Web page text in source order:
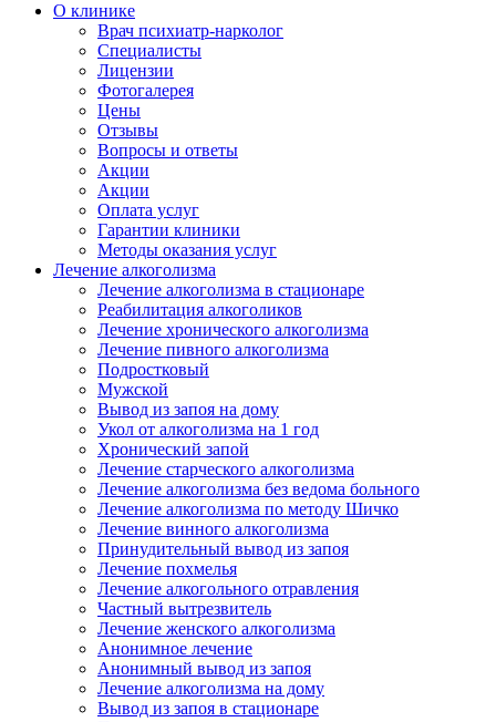
О клинике
Врач психиатр-нарколог
Специалисты
Лицензии
Фотогалерея
Цены
Отзывы
Вопросы и ответы
Акции
Акции
Оплата услуг
Гарантии клиники
Методы оказания услуг
Лечение алкоголизма
Лечение алкоголизма в стационаре
Реабилитация алкоголиков
Лечение хронического алкоголизма
Лечение пивного алкоголизма
Подростковый
Мужской
Вывод из запоя на дому
Укол от алкоголизма на 1 год
Хронический запой
Лечение старческого алкоголизма
Лечение алкоголизма без ведома больного
Лечение алкоголизма по методу Шичко
Лечение винного алкоголизма
Принудительный вывод из запоя
Лечение похмелья
Лечение алкогольного отравления
Частный вытрезвитель
Лечение женского алкоголизма
Анонимное лечение
Анонимный вывод из запоя
Лечение алкоголизма на дому
Вывод из запоя в стационаре